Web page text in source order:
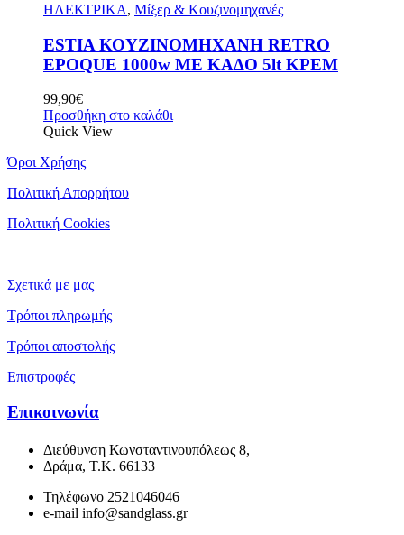
ΗΛΕΚΤΡΙΚΑ, Μίξερ & Κουζινομηχανές
ESTIA ΚΟΥΖΙΝΟΜΗΧΑΝΗ RETRO
EPOQUE 1000w ΜΕ ΚΑΔΟ 5lt ΚΡΕΜ
99,90€
Προσθήκη στο καλάθι
Quick View
Όροι Χρήσης
Πολιτική Απορρήτου
Πολιτική Cookies
Σχετικά με μας
Τρόποι πληρωμής
Τρόποι αποστολής
Επιστροφές
Επικοινωνία
Διεύθυνση Κωνσταντινουπόλεως 8,
Δράμα, Τ.Κ. 66133
Τηλέφωνο 2521046046
e-mail info@sandglass.gr